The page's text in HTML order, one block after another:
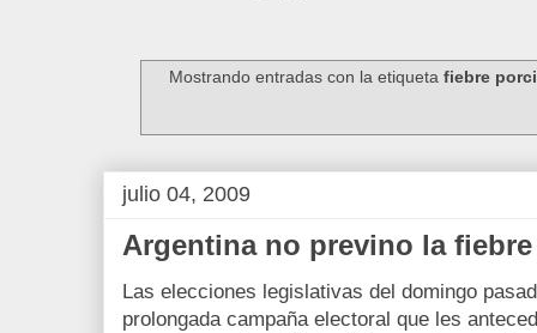
Mostrando entradas con la etiquetafiebre
julio 04, 2009
Argentina no previno la
Las elecciones legislativas del domingo
prolongada campaña electoral que les